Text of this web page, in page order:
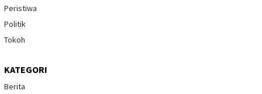
Peristiwa
Politik
Tokoh
KATEGORI
Berita